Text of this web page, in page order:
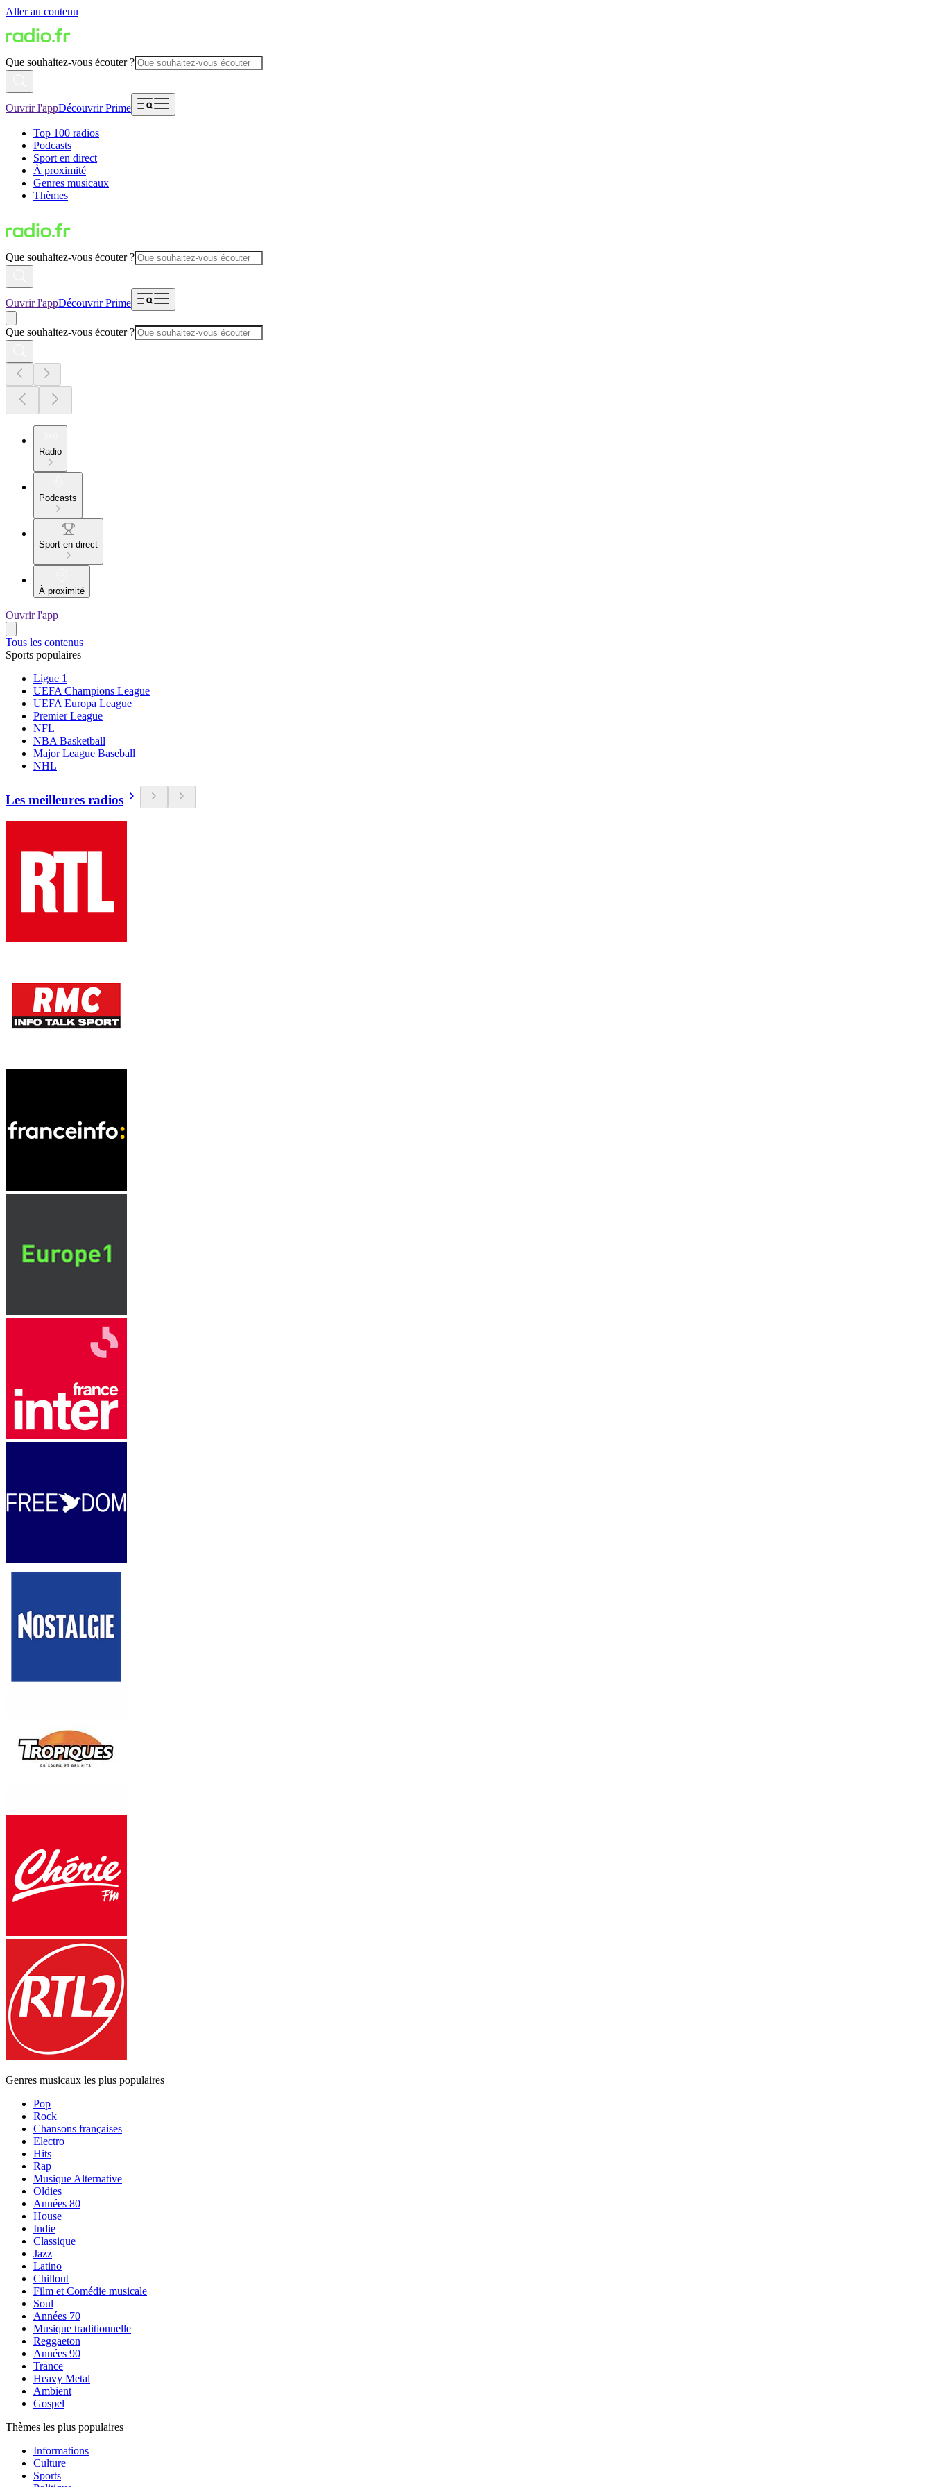
Aller au contenu
Que souhaitez-vous écouter ?
Ouvrir l'appDécouvrir Prime
Top 100 radios
Podcasts
Sport en direct
À proximité
Genres musicaux
Thèmes
Que souhaitez-vous écouter ?
Ouvrir l'appDécouvrir Prime
Que souhaitez-vous écouter ?
Radio
Podcasts
Sport en direct
À proximité
Ouvrir l'app
Tous les contenus
Sports populaires
Ligue 1
UEFA Champions League
UEFA Europa League
Premier League
NFL
NBA Basketball
Major League Baseball
NHL
Les meilleures radios
Genres musicaux les plus populaires
Pop
Rock
Chansons françaises
Electro
Hits
Rap
Musique Alternative
Oldies
Années 80
House
Indie
Classique
Jazz
Latino
Chillout
Film et Comédie musicale
Soul
Années 70
Musique traditionnelle
Reggaeton
Années 90
Trance
Heavy Metal
Ambient
Gospel
Thèmes les plus populaires
Informations
Culture
Sports